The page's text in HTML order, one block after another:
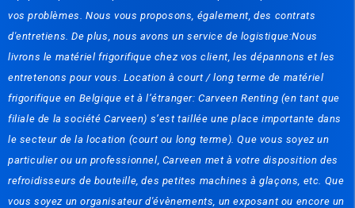
vos problèmes. Nous vous proposons, également, des contrats
d'entretiens. De plus, nous avons un service de logistique:Nous
livrons le matériel frigorifique chez vos client, les dépannons et les
entretenons pour vous. Location à court / long terme de matériel
frigorifique en Belgique et à l’étranger: Carveen Renting (en tant que
filiale de la société Carveen) s’est taillée une place importante dans
le secteur de la location (court ou long terme). Que vous soyez un
particulier ou un professionnel, Carveen met à votre disposition des
refroidisseurs de bouteille, des petites machines à glaçons, etc. Que
vous soyez un organisateur d'évènements, un exposant ou encore un